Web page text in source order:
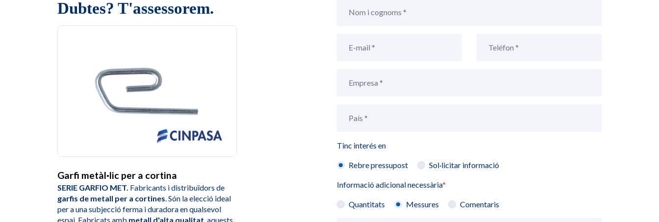
Dubtes? T'assessorem.
Garfi metàl·lic per a cortina
SERIE GARFIO MET. Fabricants i distribuïdors de
garfis de metall per a cortines . Són la elecció ideal
per a una subjecció ferma i duradora en qualsevol
espai. Fabricats amb metall d'alta qualitat , aquests
Tinc interés en
Rebre pressupost Sol·licitar informació
Informació adicional necessària*
Quantitats Messures Comentaris